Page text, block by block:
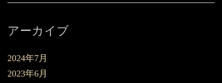
アーカイブ
2024年7月
2023年6月